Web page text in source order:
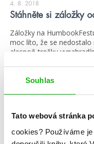
Souhlas
Tato webová stránka
cookies? Používáme
4. 8. 2018
Stáhněte si záložky
Záložky na
moc líto, že se nedostalo
alespoň trošku
pustíte, vyfoťte své […]
číst více
stahuj